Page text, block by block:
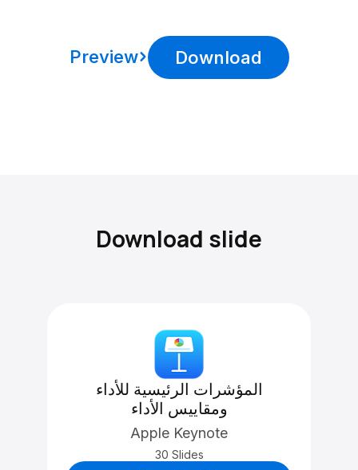
Download
Preview
Download slide
المؤشرات الرئيسية للأداء
ومقاييس الأداء
Apple Keynote
30 Slides